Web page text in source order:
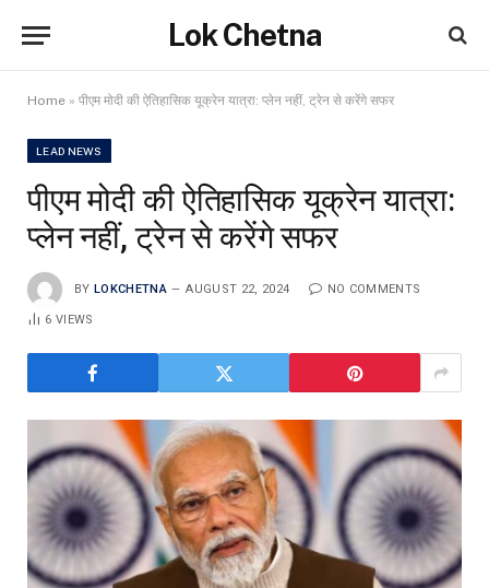
Lok Chetna
Home » पीएम मोदी की ऐतिहासिक यूक्रेन यात्रा: प्लेन नहीं, ट्रेन से करेंगे सफर
LEAD NEWS
पीएम मोदी की ऐतिहासिक यूक्रेन यात्रा:
प्लेन नहीं, ट्रेन से करेंगे सफर
BY LOKCHETNA AUGUST 22, 2024 NO COMMENTS
6VIEWS